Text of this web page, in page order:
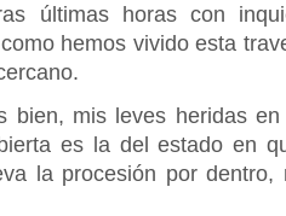
últimas horas con
hemos vivido esta
bien, mis leves heridas
es la del estado en
la procesión por dentro,